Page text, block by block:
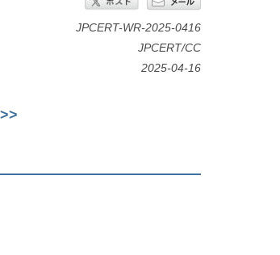
JPCERT-WR-2025-0416
JPCERT/CC
2025-04-16